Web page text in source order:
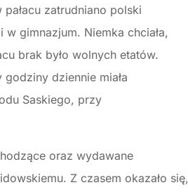
pałacu zatrudniano polski
gimnazjum. Niemka chciała,
brak było wolnych etatów.
dziennie miała
Saskiego, przy
oraz wydawane
Z czasem okazało się,